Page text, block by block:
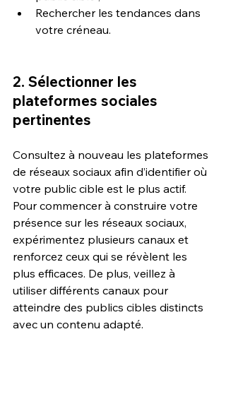
Rechercher les tendances dans
votre créneau.
2. Sélectionner les
plateformes sociales
pertinentes
Consultez à nouveau les plateformes
de réseaux sociaux afin d’identifier où
votre public cible est le plus actif.
Pour commencer à construire votre
présence sur les réseaux sociaux,
expérimentez plusieurs canaux et
renforcez ceux qui se révèlent les
plus efficaces. De plus, veillez à
utiliser différents canaux pour
atteindre des publics cibles distincts
avec un contenu adapté.